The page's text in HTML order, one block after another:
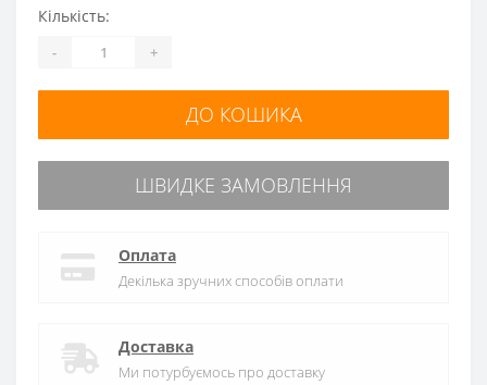
Кількість:
- +
ДО КОШИКА
ШВИДКЕ ЗАМОВЛЕННЯ
Оплата
Декілька зручних способів оплати
Доставка
Ми потурбуємось про доставку